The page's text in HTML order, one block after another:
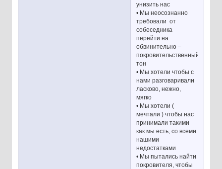
унизить нас
• Мы неосознанно
требовали от
собеседника
перейти на
обвинительно –
покровительственный
тон
• Мы хотели чтобы с
нами разговаривали
ласково, нежно,
мягко
• Мы хотели (
мечтали ) чтобы нас
принимали такими
как мы есть, со всеми
нашими
недостатками
• Мы пытались найти
покровителя, чтобы